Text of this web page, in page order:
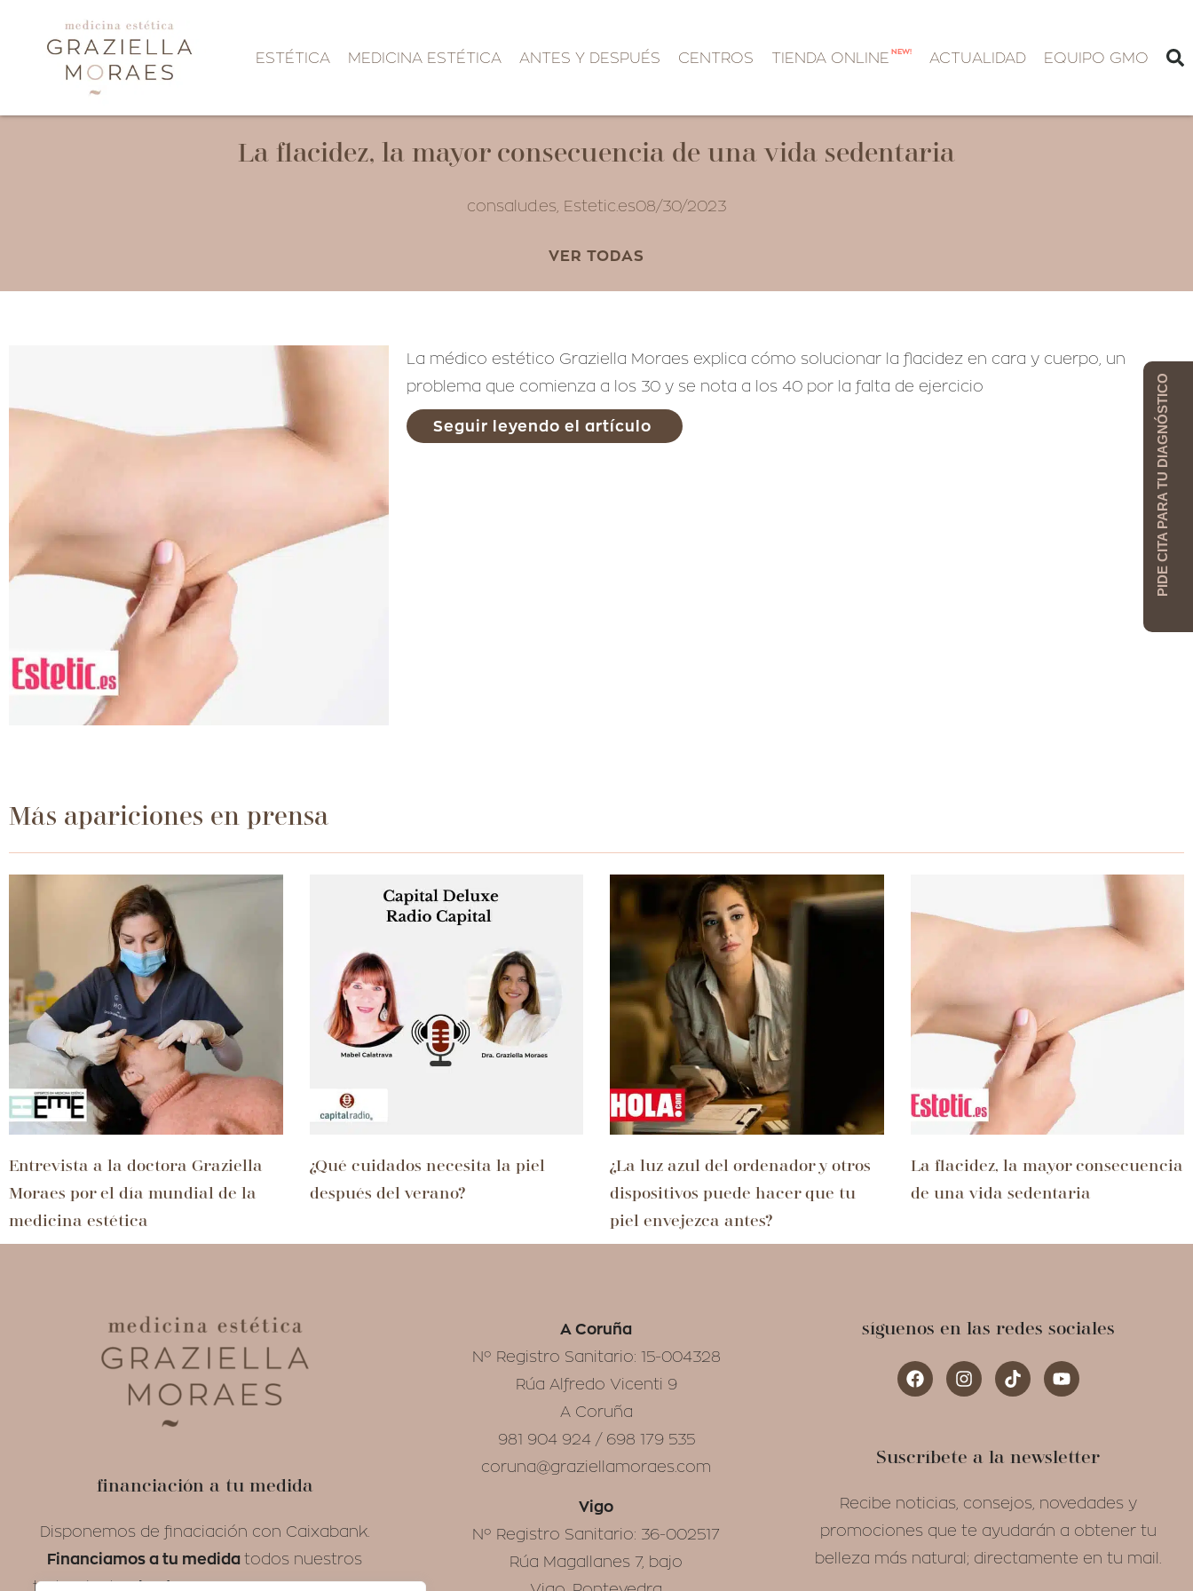
ESTÉTICA MEDICINA ESTÉTICA ANTES Y DESPUÉS CENTROS TIENDA ONLINE NEW! ACTUALIDAD EQUIPO GMO
La flacidez, la mayor consecuencia de una vida sedentaria
consalud.es Estetic.es08/30/2023
VER TODAS
La médico estético Graziella Moraes explica cómo solucionar la flacidez en cara y cuerpo, un
problema que comienza a los 30 y se nota a los 40 por la falta de ejercicio
Seguir leyendo el artículo
Más apariciones en prensa
Entrevista a la doctora Graziella
Moraes por el día mundial de la
medicina estética
¿Qué cuidados necesita la piel
después del verano?
¿La luz azul del ordenador y otros
dispositivos puede hacer que tu
piel envejezca antes?
La flacidez, la mayor consecuencia
de una vida sedentaria
financiación a tu medida
Disponemos de finaciación con Caixabank.
Financiamos a tu medidatodos nuestros
tratamientos hasta 12 meses SIN INTERESES.
A Coruña
Nº Registro Sanitario: 15-004328
Rúa Alfredo Vicenti 9
A Coruña
981 904 924 / 698 179 535
coruna@graziellamoraes.com
Vigo
Nº Registro Sanitario: 36-002517
Rúa Magallanes 7, bajo
síguenos en las redes sociales
Suscríbete a la newsletter
Recibe noticias, consejos, novedades y
promociones que te ayudarán a obtener tu
belleza más natural; directamente en tu mail.
PIDE CITA PARA TU DIAGNÓSTICO